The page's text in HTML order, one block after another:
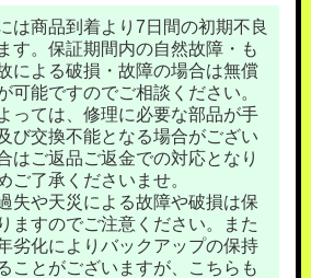
は商品到着より7日間の初期不良
す。保証期間内の自然故障・も
による破損・故障の場合は無償
可能ですのでご相談ください。
っては、修理に必要な部品が手
び交換不能となる場合がござい
はご返品ご返金での対応となり
ご了承くださいませ。
失や天災による故障や破損は保
ますのでご注意ください。また
劣化によりバックアップの保持
ことがございますが、こちらも